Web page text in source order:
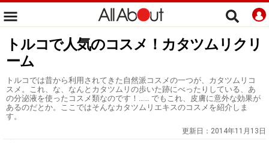
トルコで人気のコスメ！カタツムリクリ
ーム
トルコでは昔から利用されてきた自然派コスメの一つが、カタツムリコ
スメ。これ、な、なんとカタツムリの歩いた跡にべったりしている、あ
の分泌液を使ったコスメ類なのです！…… でもこれ、皮膚に意外な効果が
あるのだとか。ここではそんなカタツムリエキスのコスメを紹介しま
す。
更新日： 2014年11月13日